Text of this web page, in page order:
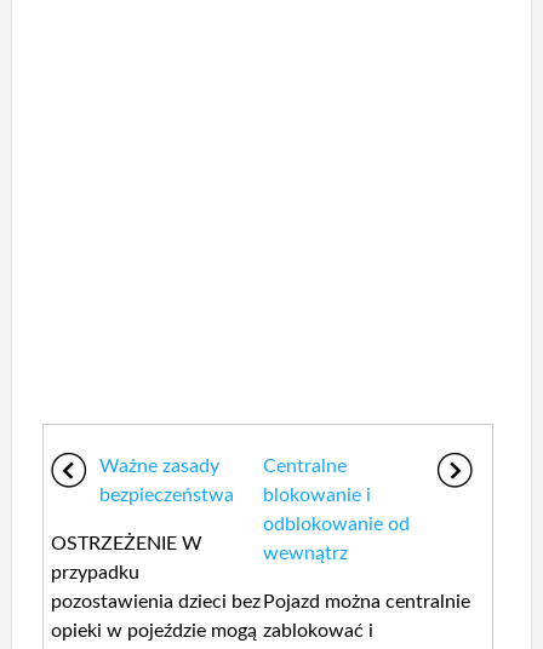
Ważne zasady
bezpieczeństwa
OSTRZEŻENIE W
przypadku
pozostawienia dzieci bez
opieki w pojeździe mogą
Centralne
blokowanie i
odblokowanie od
wewnątrz
Pojazd można centralnie
zablokować i